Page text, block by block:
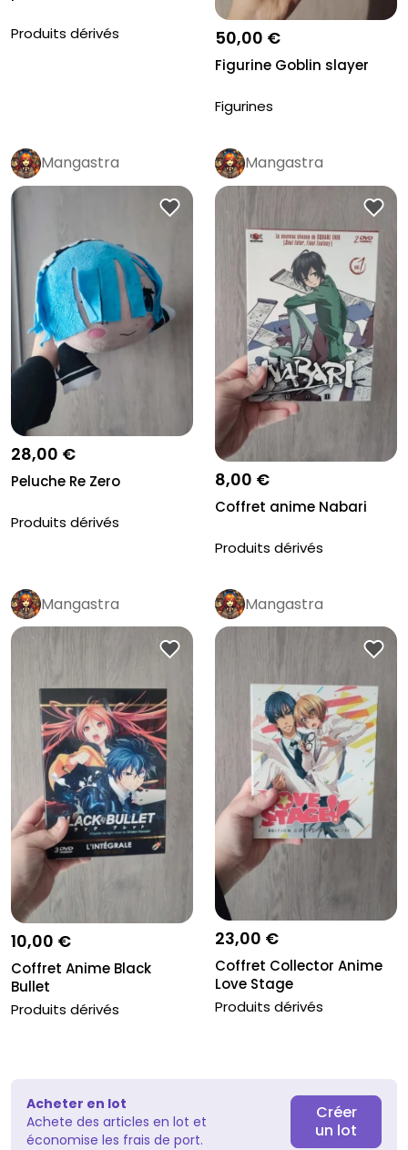
Produits dérivés 50,00 €
Figurine Goblin slayer
Figurines
Mangastra
28,00 €
Peluche Re Zero
Produits dérivés
Mangastra
8,00 €
Coffret anime Nabari
Produits dérivés
Mangastra
10,00 €
Coffret Anime Black
Bullet
Produits dérivés
Mangastra
23,00 €
Coffret Collector Anime
Love Stage
Produits dérivés
Acheter en lot
Achete des articles en lot et
économise les frais de port.
Créer
un lot